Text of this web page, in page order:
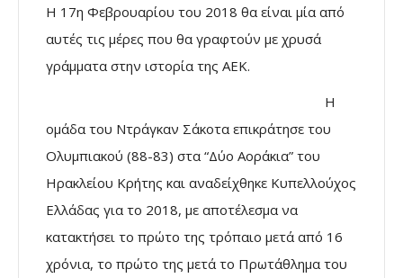
Η 17η Φεβρουαρίου του 2018 θα είναι μία από
αυτές τις μέρες που θα γραφτούν με χρυσά
γράμματα στην ιστορία της ΑΕΚ.
Η
ομάδα του Ντράγκαν Σάκοτα επικράτησε του
Ολυμπιακού (88-83) στα “Δύο Αοράκια” του
Ηρακλείου Κρήτης και αναδείχθηκε Κυπελλούχος
Ελλάδας για το 2018, με αποτέλεσμα να
κατακτήσει το πρώτο της τρόπαιο μετά από 16
χρόνια, το πρώτο της μετά το Πρωτάθλημα του